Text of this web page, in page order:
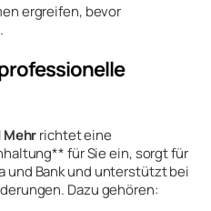
ergreifen, bevor
Mehrrichtet eine
für Sie ein, sorgt für
und Bank und unterstützt bei
Dazu gehören: